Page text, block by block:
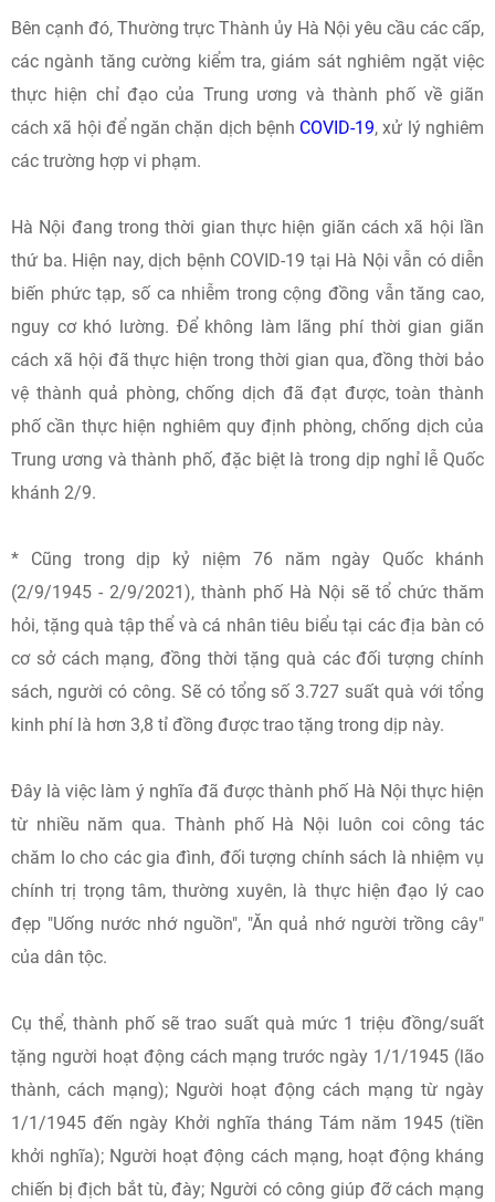
Bên cạnh đó, Thường trực Thành ủy Hà Nội yêu cầu các cấp,
các ngành tăng cường kiểm tra, giám sát nghiêm ngặt việc
thực hiện chỉ đạo của Trung ương và thành phố về giãn
cách xã hội để ngăn chặn dịch bệnh COVID-19, xử lý nghiêm
các trường hợp vi phạm.
Hà Nội đang trong thời gian thực hiện giãn cách xã hội lần
thứ ba. Hiện nay, dịch bệnh COVID-19 tại Hà Nội vẫn có diễn
biến phức tạp, số ca nhiễm trong cộng đồng vẫn tăng cao,
nguy cơ khó lường. Để không làm lãng phí thời gian giãn
cách xã hội đã thực hiện trong thời gian qua, đồng thời bảo
vệ thành quả phòng, chống dịch đã đạt được, toàn thành
phố cần thực hiện nghiêm quy định phòng, chống dịch của
Trung ương và thành phố, đặc biệt là trong dịp nghỉ lễ Quốc
khánh 2/9.
* Cũng trong dịp kỷ niệm 76 năm ngày Quốc khánh
(2/9/1945 - 2/9/2021), thành phố Hà Nội sẽ tổ chức thăm
hỏi, tặng quà tập thể và cá nhân tiêu biểu tại các địa bàn có
cơ sở cách mạng, đồng thời tặng quà các đối tượng chính
sách, người có công. Sẽ có tổng số 3.727 suất quà với tổng
kinh phí là hơn 3,8 tỉ đồng được trao tặng trong dịp này.
Đây là việc làm ý nghĩa đã được thành phố Hà Nội thực hiện
từ nhiều năm qua. Thành phố Hà Nội luôn coi công tác
chăm lo cho các gia đình, đối tượng chính sách là nhiệm vụ
chính trị trọng tâm, thường xuyên, là thực hiện đạo lý cao
đẹp "Uống nước nhớ nguồn", "Ăn quả nhớ người trồng cây"
của dân tộc.
Cụ thể, thành phố sẽ trao suất quà mức 1 triệu đồng/suất
tặng người hoạt động cách mạng trước ngày 1/1/1945 (lão
thành, cách mạng); Người hoạt động cách mạng từ ngày
1/1/1945 đến ngày Khởi nghĩa tháng Tám năm 1945 (tiền
khởi nghĩa); Người hoạt động cách mạng, hoạt động kháng
chiến bị địch bắt tù, đày; Người có công giúp đỡ cách mạng